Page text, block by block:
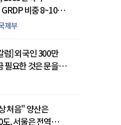
비중 8~10%
아 물류 허브 도약
제부
300만
필요한 것은 문을
아니라 함께
처음" 양산은
, 서울은 전역